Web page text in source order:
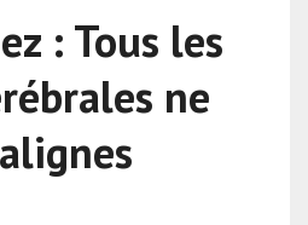
: Tous les
ne